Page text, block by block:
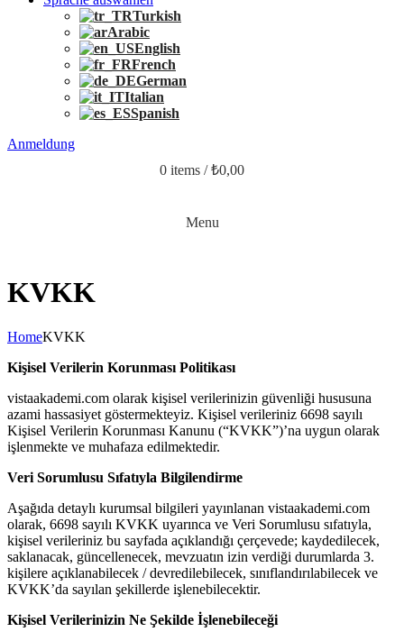
Turkish
Arabic
English
French
German
Italian
Spanish
Anmeldung
0 items / ₺0,00
Menu
KVKK
HomeKVKK
Kişisel Verilerin Korunması Politikası
vistaakademi.com olarak kişisel verilerinizin güvenliği hususuna
azami hassasiyet göstermekteyiz. Kişisel verileriniz 6698 sayılı
Kişisel Verilerin Korunması Kanunu (“KVKK”)’na uygun olarak
işlenmekte ve muhafaza edilmektedir.
Veri Sorumlusu Sıfatıyla Bilgilendirme
Aşağıda detaylı kurumsal bilgileri yayınlanan vistaakademi.com
olarak, 6698 sayılı KVKK uyarınca ve Veri Sorumlusu sıfatıyla,
kişisel verileriniz bu sayfada açıklandığı çerçevede; kaydedilecek,
saklanacak, güncellenecek, mevzuatın izin verdiği durumlarda 3.
kişilere açıklanabilecek / devredilebilecek, sınıflandırılabilecek ve
KVKK’da sayılan şekillerde işlenebilecektir.
Kişisel Verilerinizin Ne Şekilde İşlenebileceği